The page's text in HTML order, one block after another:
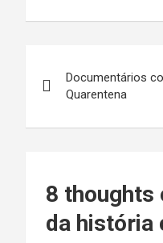
de
Post
Documentários
Quarentena
8 thoughts
da história